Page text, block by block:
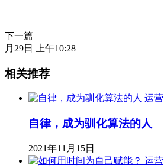
下一篇
月29日 上午10:28
相关推荐
运营
自律，成为驯化算法的人
2021年11月15日
运营